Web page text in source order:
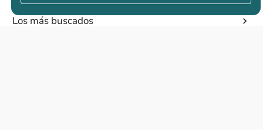
Los más buscados